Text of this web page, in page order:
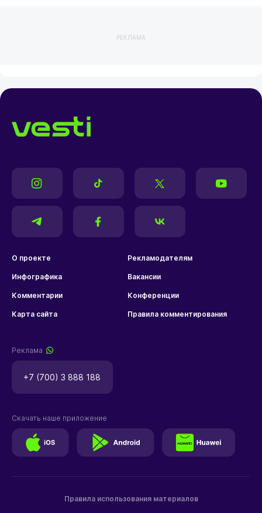
РЕКЛАМА
О проекте Рекламодателям
Инфографика Вакансии
Комментарии Конференции
Карта сайта Правила комментирования
Реклама
+7 (700) 3 888 188
Правила использования материалов
Скачать наше приложение